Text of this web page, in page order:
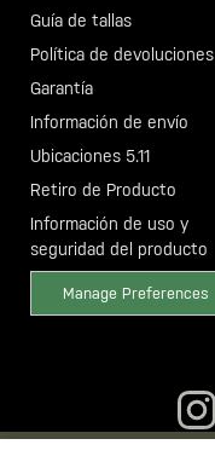
Guía de tallas
Política de devoluciones
Garantía
Información de envío
Ubicaciones 5.11
Retiro de Producto
Información de uso y
seguridad del producto
Manage Preferences